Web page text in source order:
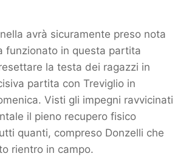
avrà sicuramente preso nota
funzionato in questa partita
la testa dei ragazzi in
partita con Treviglio in
Visti gli impegni ravvicinati
il pieno recupero fisico
quanti, compreso Donzelli che
rientro in campo.